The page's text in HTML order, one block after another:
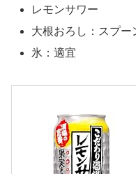
レモンサワー
大根おろし：スプー
氷：適宜